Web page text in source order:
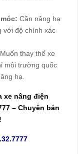
Cần nâng hạ
với độ chính xác
Muốn thay thế xe
môi trường quốc
hạ.
xe nâng điện
– Chuyên bán